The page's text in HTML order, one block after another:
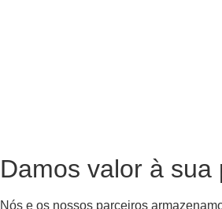
Damos valor à sua
Nós e os nossos parceiros